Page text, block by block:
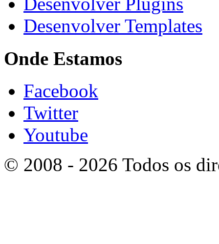
Desenvolver Templates
Onde Estamos
Facebook
Twitter
Youtube
© 2008 - 2026 Todos os